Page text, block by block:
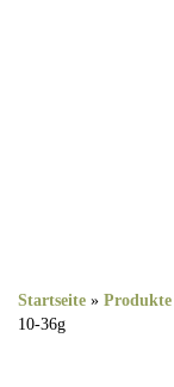
Startseite » Produkte
10-36g